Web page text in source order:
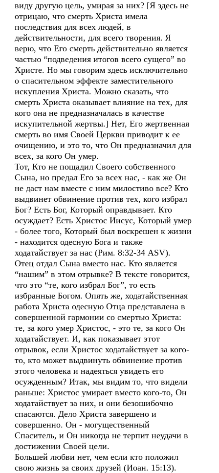
виду другую цель, умирая за них? [Я здесь не
отрицаю, что смерть Христа имела
последствия для всех людей, в
действительности, для всего творения. Я
верю, что Его смерть действительно является
частью “подведения итогов всего сущего” во
Христе. Но мы говорим здесь исключительно
о спасительном эффекте заместительного
искупления Христа. Можно сказать, что
смерть Христа оказывает влияние на тех, для
кого она не предназначалась в качестве
искупительной жертвы.] Нет, Его жертвенная
смерть во имя Своей Церкви приводит к ее
очищению, и это то, что Он предназначил для
всех, за кого Он умер.
Тот, Кто не пощадил Своего собственного
Сына, но предал Его за всех нас, - как же Он
не даст нам вместе с ним милостиво все? Кто
выдвинет обвинение против тех, кого избрал
Бог? Есть Бог, Который оправдывает. Кто
осуждает? Есть Христос Иисус, Который умер
- более того, Который был воскрешен к жизни
- находится одесную Бога и также
ходатайствует за нас (Рим. 8:32-34 ASV).
Отец отдал Сына вместо нас. Кто является
“нашим” в этом отрывке? В тексте говорится,
что это “те, кого избрал Бог”, то есть
избранные Богом. Опять же, ходатайственная
работа Христа одесную Отца представлена в
совершенной гармонии со смертью Христа:
те, за кого умер Христос, - это те, за кого Он
ходатайствует. И, как показывает этот
отрывок, если Христос ходатайствует за кого-
то, кто может выдвинуть обвинение против
этого человека и надеяться увидеть его
осужденным? Итак, мы видим то, что видели
раньше: Христос умирает вместо кого-то, Он
ходатайствует за них, и они безошибочно
спасаются. Дело Христа завершено и
совершенно. Он - могущественный
Спаситель, и Он никогда не терпит неудачи в
достижении Своей цели.
Большей любви нет, чем если кто положил
свою жизнь за своих друзей (Иоан. 15:13).